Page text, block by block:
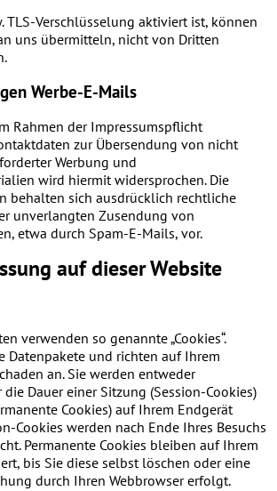
TLS-Verschlüsselung aktiviert ist, können
uns übermitteln, nicht von Dritten
Werbe-E-Mails
Rahmen der Impressumspflicht
zur Übersendung von nicht
Werbung und
wird hiermit widersprochen. Die
behalten sich ausdrücklich rechtliche
unverlangten Zusendung von
etwa durch Spam-E-Mails, vor.
auf dieser Website
verwenden so genannte „Cookies“.
Datenpakete und richten auf Ihrem
an. Sie werden entweder
Dauer einer Sitzung (Session-Cookies)
Cookies) auf Ihrem Endgerät
Cookies werden nach Ende Ihres Besuchs
Permanente Cookies bleiben auf Ihrem
bis Sie diese selbst löschen oder eine
durch Ihren Webbrowser erfolgt.